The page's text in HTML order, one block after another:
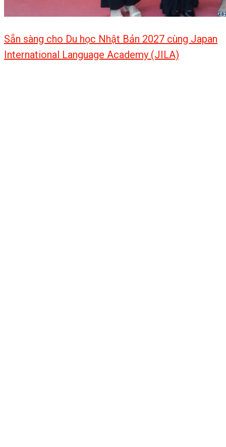
Sẵn sàng cho Du học Nhật Bản 2027 cùng Japan
International Language Academy (JILA)